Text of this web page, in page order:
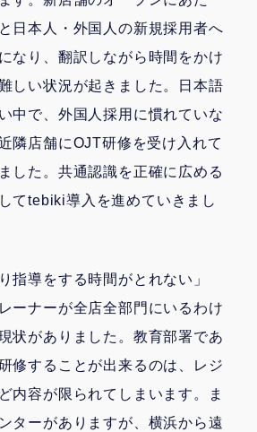
日本人・外国人の新規採用者へ
なり、翻訳しながら時間をかけ
しい状況が起きました。日本語
中で、外国人採用に慣れていな
隣店舗にOJT研修を受け入れて
した。共通認識を正確に広める
てtebiki導入を進めていきまし
指導をする時間がとれない」
ーナーが全店全部門にいるわけ
状がありました。教育部署であ
修することが出来るのは、レジ
内容が限られてしまいます。ま
ターがありますが、横浜から遠